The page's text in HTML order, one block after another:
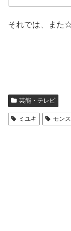
それでは、また
芸能・テレビ
ミユキ モン